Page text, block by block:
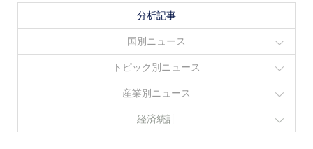
分析記事
国別ニュース
トピック別ニュース
産業別ニュース
経済統計